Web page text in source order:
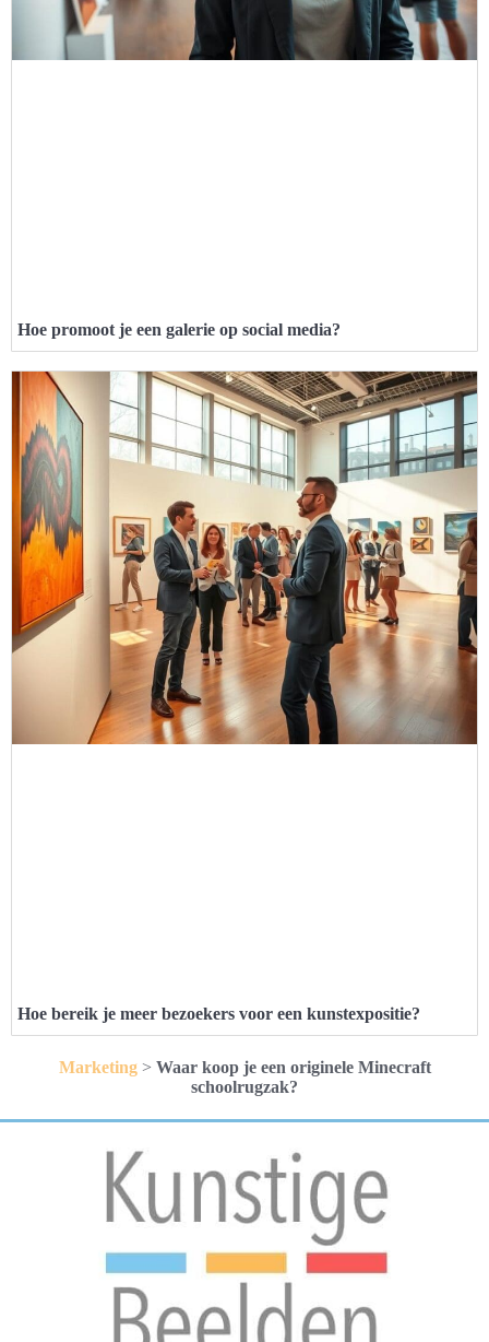
Hoe promoot je een galerie op social media?
Hoe bereik je meer bezoekers voor een kunstexpositie?
Marketing> Waar koop je een originele Minecraft
schoolrugzak?